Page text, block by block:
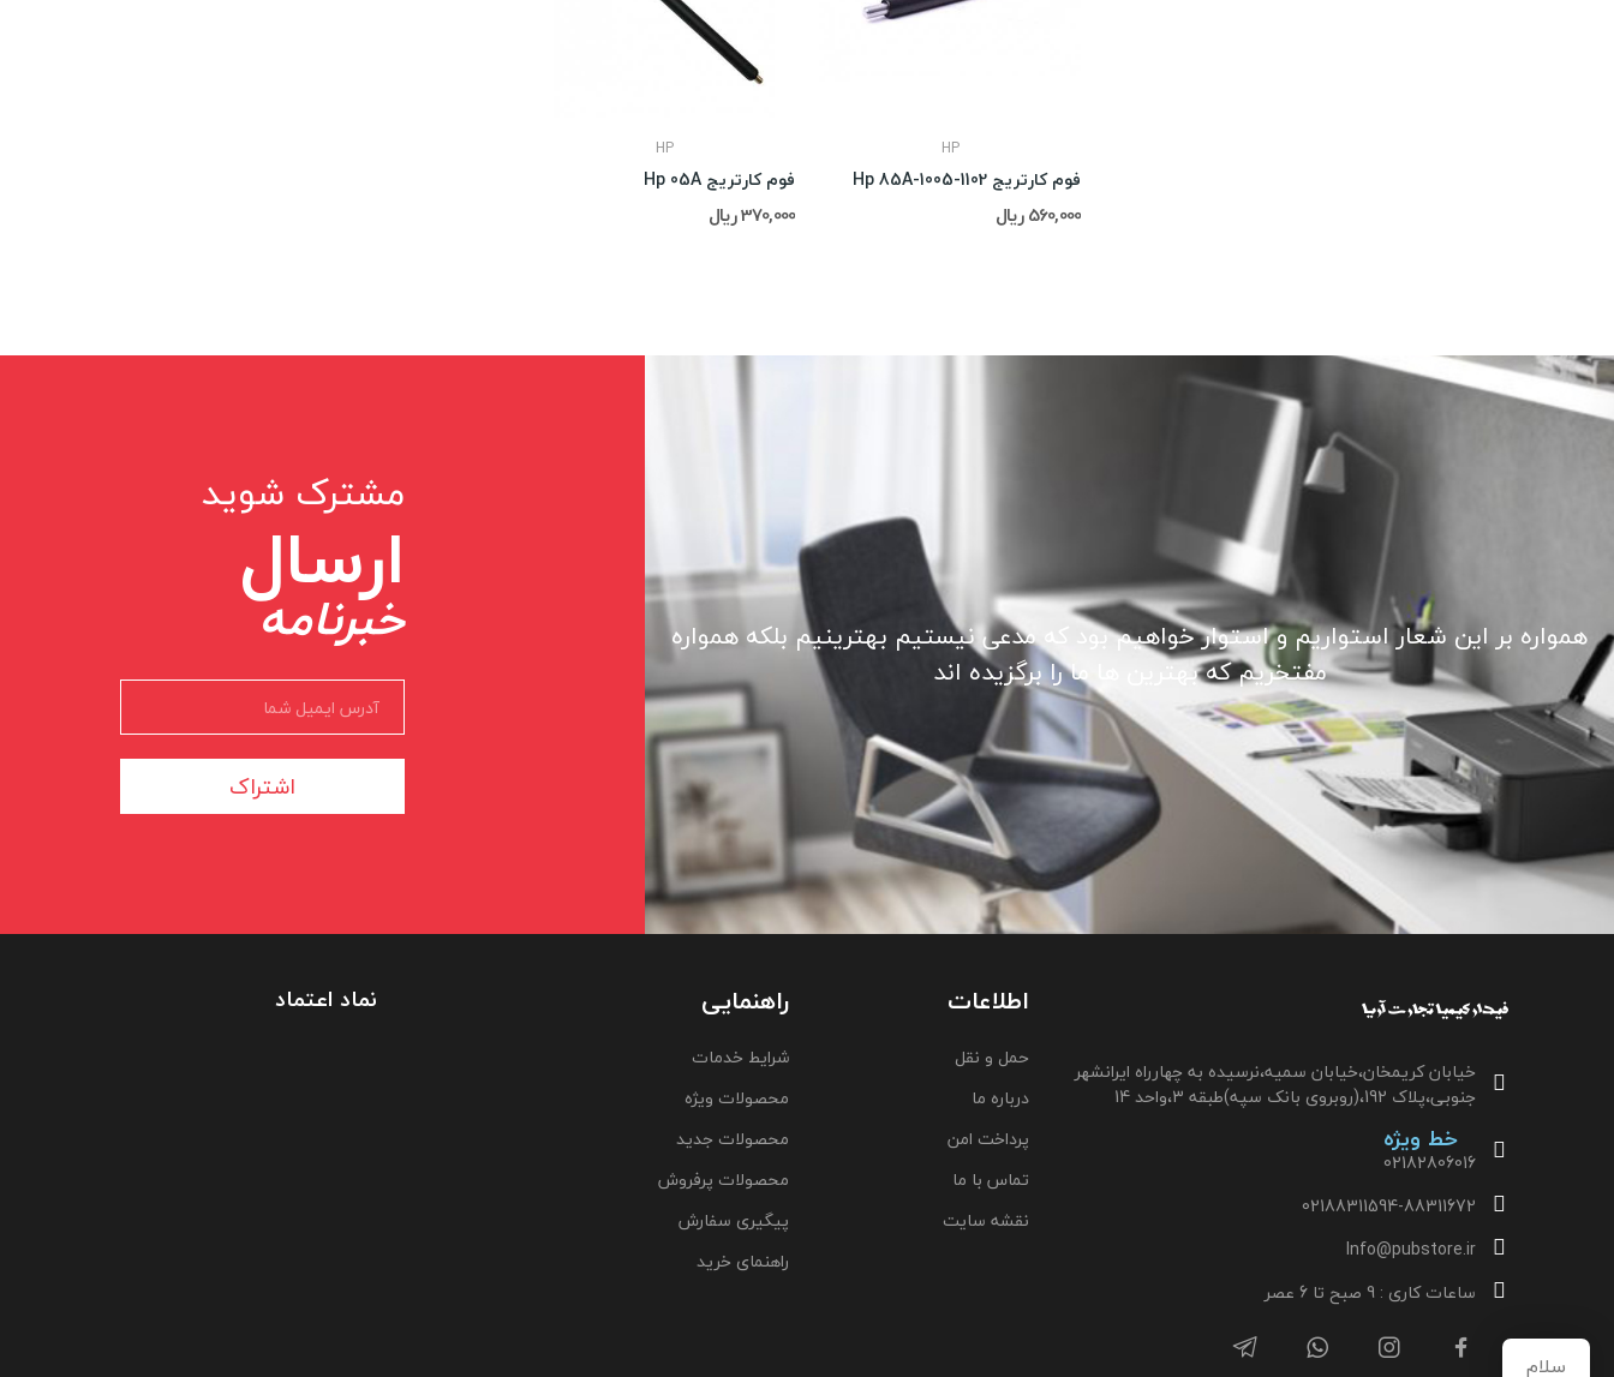
HP
فوم کارتریج Hp 05A
370,000 ریال
HP
فوم کارتریج Hp 85A-1005-1102
560,000 ریال
همواره بر این شعار استواریم و استوار خواهیم بود که مدعی نیستیم بهترینیم بلکه همواره
مفتخریم که بهترین ها ما را برگزیده اند
مشترک شوید
ارسال
خبرنامه
اشتراک
خیابان کریمخان،خیابان سمیه،نرسیده به چهارراه ایرانشهر
جنوبی،پلاک 192،(روبروی بانک سپه)طبقه 3،واحد 14
خط ویژه
02182806016
02188311594-88311672
Info@pubstore.ir
ساعات کاری : 9 صبح تا 6 عصر
اطلاعات
حمل و نقل
درباره ما
پرداخت امن
تماس با ما
نقشه سایت
راهنمایی
شرایط خدمات
محصولات ویژه
محصولات جدید
محصولات پرفروش
پیگیری سفارش
راهنمای خرید
نماد اعتماد
سلام